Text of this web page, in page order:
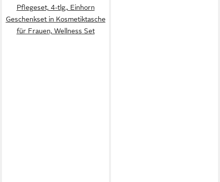
Pflegeset, 4-tlg., Einhorn
Geschenkset in Kosmetiktasche
für Frauen, Wellness Set